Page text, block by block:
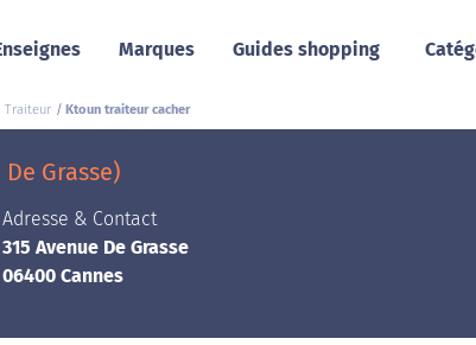
Marques Guides shopping
Traiteur Ktoun traiteur cacher
Grasse)
Adresse & Contact
315 Avenue De Grasse
06400 Cannes